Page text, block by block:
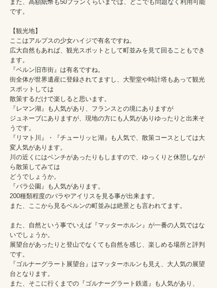
また、高額紙幣も50フランくらいまでは、どこでも問題なく利用可能
です。
【観光地】
ここはアルプスの少女ハイジで有名ですね。
広大自然もあれば、観光スポットとして町並みを見て回ることもでき
ます。
『ベルン旧市街』は有名ですね。
街全体が世界遺産に登録されてますし、大聖堂や時計塔もあって観光
スポットしては
散策するだけで楽しると思います。
『レマン湖』も人気があり、フランスとの境にありますが
ジュネーブにありますが、現地の方にも人気がありゆったりと出来そ
うです。
『リマト川』・『チューリッヒ湖』も人気で、散策コースとしては大
変人気があります。
川の近くにはベンチがあったりもしますので、ゆっくりと休憩しなが
ら散策してみては
どうでしょうか。
『バラ公園』も人気があります。
200種類程度のバラやアイリスを見る事が出来ます。
また、ここから見るベルンの町並みは絶景とも言われてます。
また、自然という事でいえば『マッターホルン』が一番の人気ではな
いでしょうか。
展望台があったりと登山でなくても自然を感じ、楽しめる場所と評判
です。
『ゴルナーグラート展望台』はマッターホルンも見え、大人気の展望
台となります。
また、そこに行くまでの『ゴルナーグラート鉄道』も人気があり、